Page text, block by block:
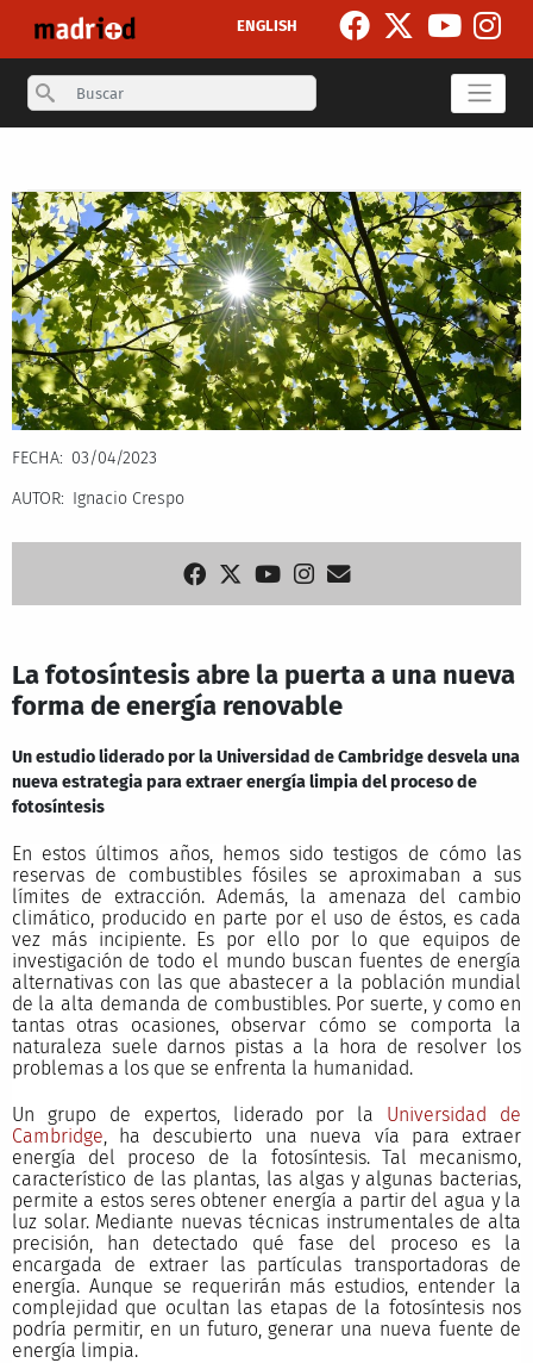
ENGLISH
Search
FECHA
03/04/2023
AUTOR
Ignacio Crespo
La fotosíntesis abre la puerta a una nueva
forma de energía renovable
Un estudio liderado por la Universidad de Cambridge desvela una
nueva estrategia para extraer energía limpia del proceso de
fotosíntesis
En estos últimos años, hemos sido testigos de cómo las
reservas de combustibles fósiles se aproximaban a sus
límites de extracción. Además, la amenaza del cambio
climático, producido en parte por el uso de éstos, es cada
vez más incipiente. Es por ello por lo que equipos de
investigación de todo el mundo buscan fuentes de energía
alternativas con las que abastecer a la población mundial
de la alta demanda de combustibles. Por suerte, y como en
tantas otras ocasiones, observar cómo se comporta la
naturaleza suele darnos pistas a la hora de resolver los
problemas a los que se enfrenta la humanidad.
Un grupo de expertos, liderado por la Universidad de
Cambridge , ha descubierto una nueva vía para extraer
energía del proceso de la fotosíntesis. Tal mecanismo,
característico de las plantas, las algas y algunas bacterias,
permite a estos seres obtener energía a partir del agua y la
luz solar. Mediante nuevas técnicas instrumentales de alta
precisión, han detectado qué fase del proceso es la
encargada de extraer las partículas transportadoras de
energía. Aunque se requerirán más estudios, entender la
complejidad que ocultan las etapas de la fotosíntesis nos
podría permitir, en un futuro, generar una nueva fuente de
energía limpia.